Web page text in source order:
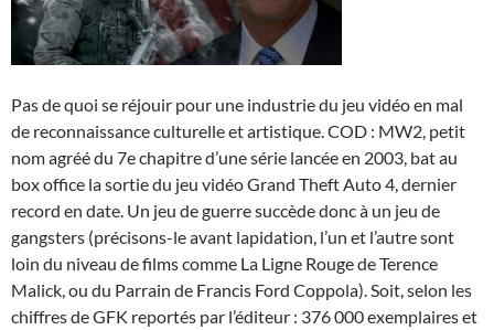
Pas de quoi se réjouir pour une industrie du jeu vidéo en mal
de reconnaissance culturelle et artistique. COD : MW2, petit
nom agréé du 7e chapitre d’une série lancée en 2003, bat au
box office la sortie du jeu vidéo Grand Theft Auto 4, dernier
record en date. Un jeu de guerre succède donc à un jeu de
gangsters (précisons-le avant lapidation, l’un et l’autre sont
loin du niveau de films comme La Ligne Rouge de Terence
Malick, ou du Parrain de Francis Ford Coppola). Soit, selon les
chiffres de GFK reportés par l’éditeur : 376 000 exemplaires et